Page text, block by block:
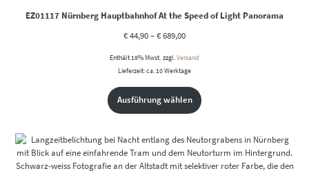
EZ01117 Nürnberg Hauptbahnhof At the Speed of Light Panorama
€44,90–€689,00
Enthält 19% Mwst. zzgl.Versand
Lieferzeit: ca. 10 Werktage
Ausführung wählen